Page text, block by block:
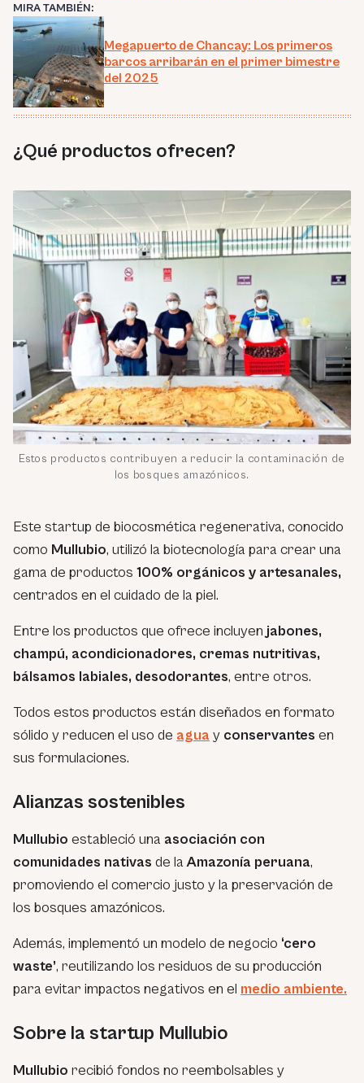
MIRA TAMBIÉN:
Megapuerto de Chancay: Los primeros
barcos arribarán en el primer bimestre
del 2025
¿Qué productos ofrecen?
Estos productos contribuyen a reducir la contaminación de
los bosques amazónicos.
Este startup de biocosmética regenerativa, conocido
como Mullubio, utilizó la biotecnología para crear una
gama de productos 100% orgánicos y artesanales,
centrados en el cuidado de la piel.
Entre los productos que ofrece incluyen jabones,
champú, acondicionadores, cremas nutritivas,
bálsamos labiales, desodorantes, entre otros.
Todos estos productos están diseñados en formato
sólido y reducen el uso de agua y conservantes en
sus formulaciones.
Alianzas sostenibles
Mullubio estableció una asociación con
comunidades nativas de laAmazonía peruana,
promoviendo el comercio justo y la preservación de
los bosques amazónicos.
Además, implementó un modelo de negocio ‘cero
waste’, reutilizando los residuos de su producción
para evitar impactos negativos en el medio ambiente.
Sobre la startup Mullubio
Mullubio recibió fondos no reembolsables y